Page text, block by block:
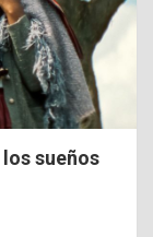
sueños